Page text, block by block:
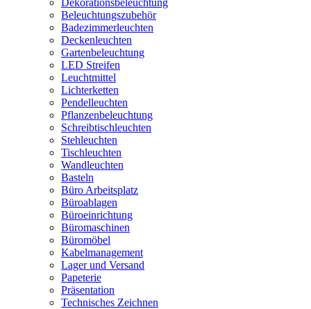
Dekorationsbeleuchtung
Beleuchtungszubehör
Badezimmerleuchten
Deckenleuchten
Gartenbeleuchtung
LED Streifen
Leuchtmittel
Lichterketten
Pendelleuchten
Pflanzenbeleuchtung
Schreibtischleuchten
Stehleuchten
Tischleuchten
Wandleuchten
Basteln
Büro Arbeitsplatz
Büroablagen
Büroeinrichtung
Büromaschinen
Büromöbel
Kabelmanagement
Lager und Versand
Papeterie
Präsentation
Technisches Zeichnen